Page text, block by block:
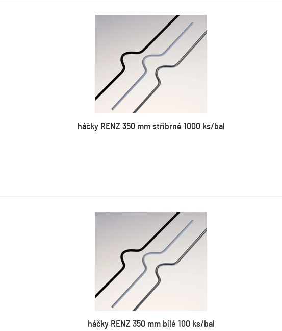
háčky RENZ 350 mm stříbrné 1000 ks/bal
háčky RENZ 350 mm bílé 100 ks/bal